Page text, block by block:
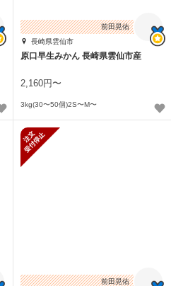
前田晃佑
長崎県雲仙市
原口早生みかん 長崎県雲仙市産
2,160円〜
3kg(30〜50個)2S〜M〜
前田晃佑